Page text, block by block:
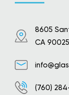
8605
CA
(760)